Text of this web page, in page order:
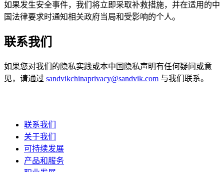
如果发生安全事件，我们将立即采取补救措施，并在适用的中
国法律要求时通知相关政府当局和受影响的个人。
联系我们
如果您对我们的隐私实践或本中国隐私声明有任何疑问或意
见，请通过 sandvikchinaprivacy@sandvik.com 与我们联系。
联系我们
关于我们
可持续发展
产品和服务